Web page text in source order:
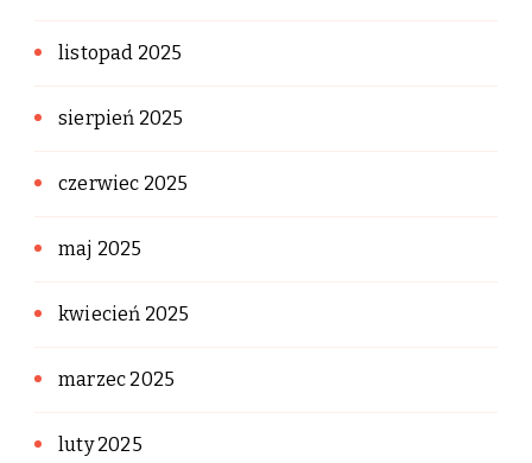
listopad 2025
sierpień 2025
czerwiec 2025
maj 2025
kwiecień 2025
marzec 2025
luty 2025